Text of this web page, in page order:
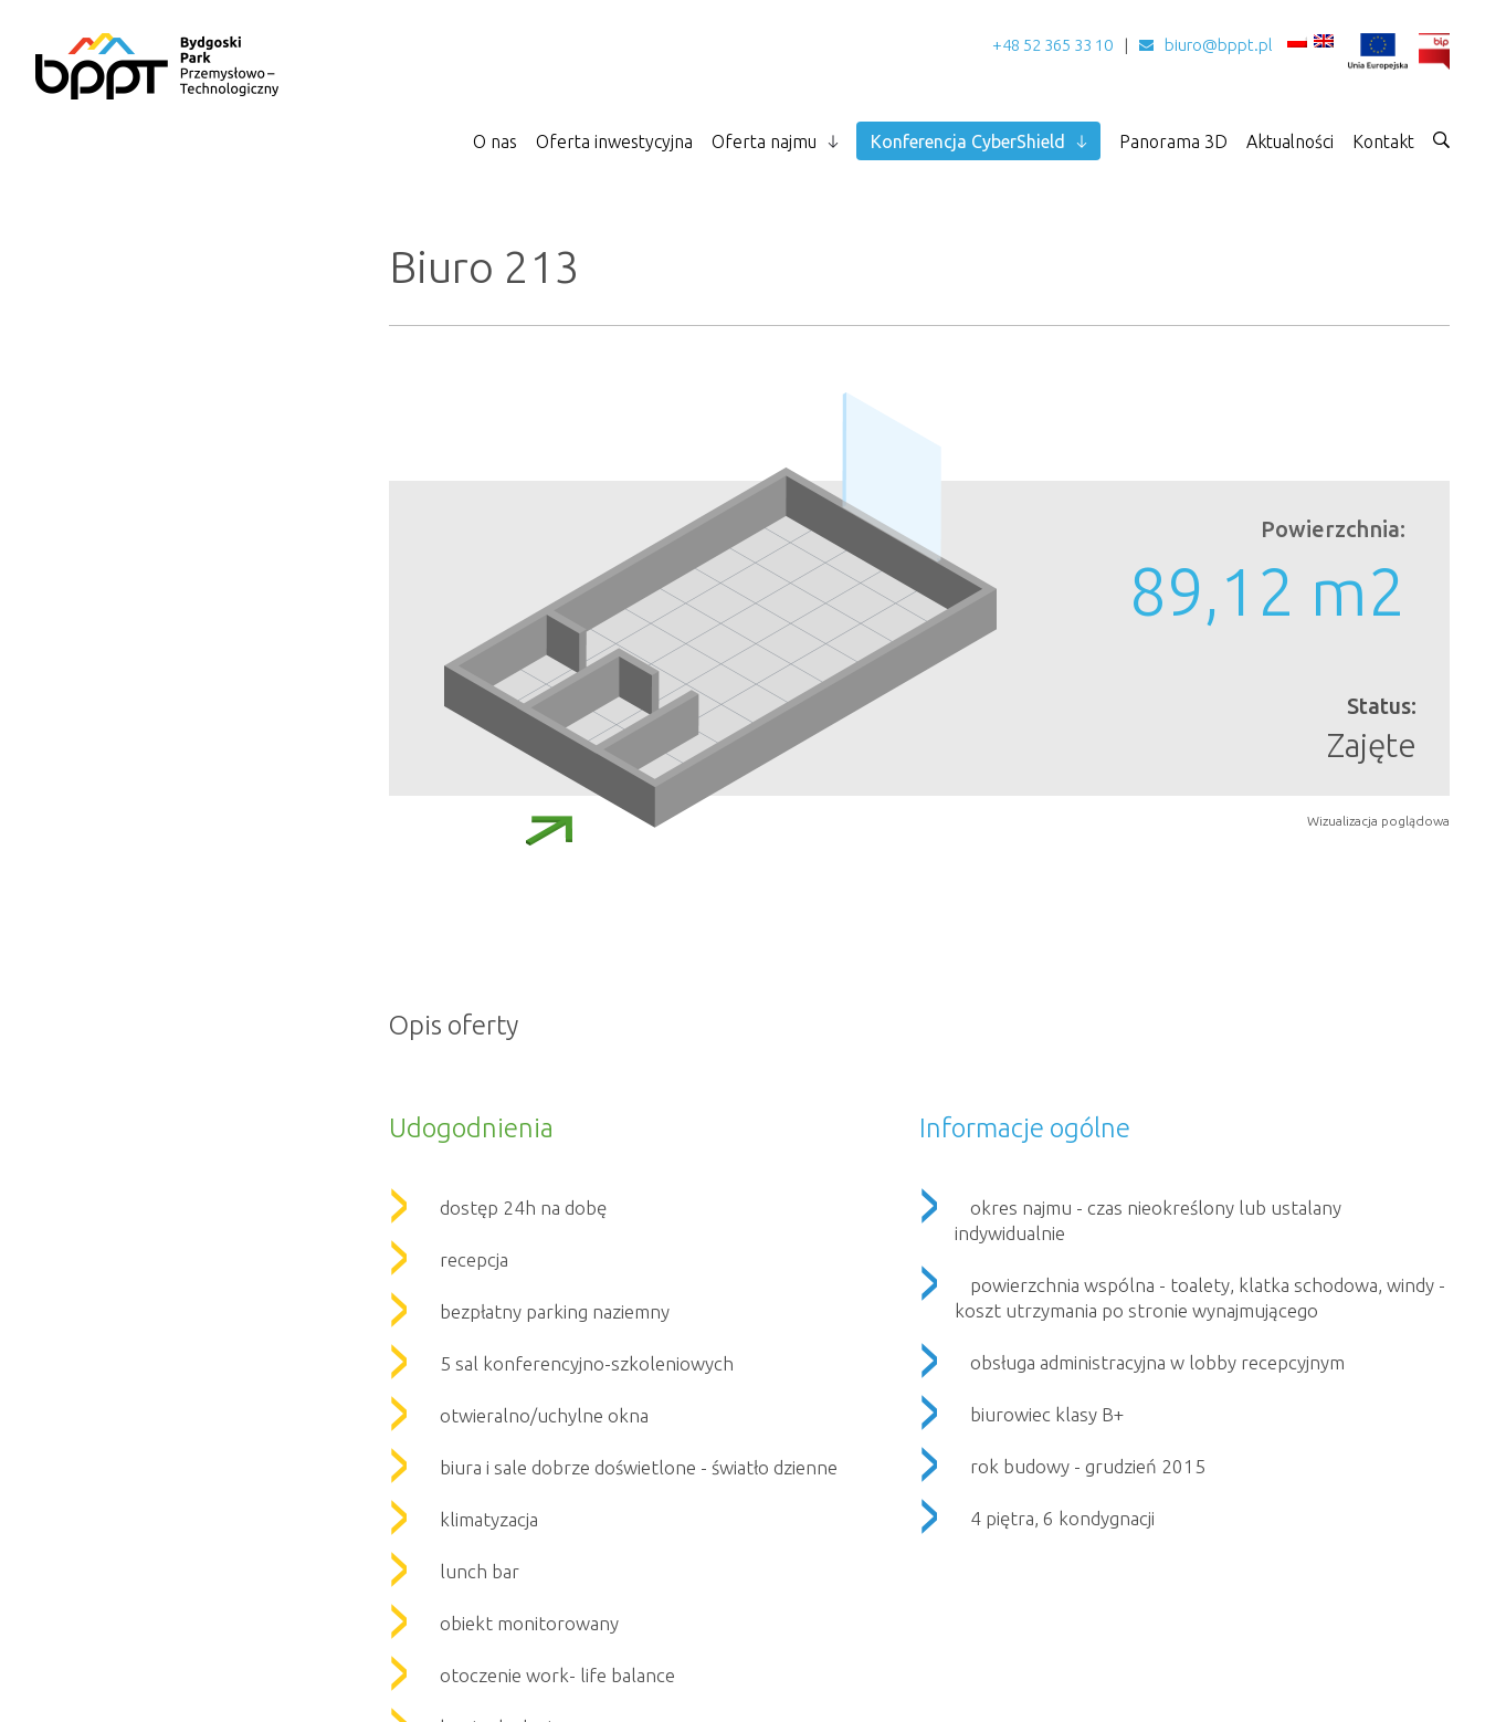
+48 52 365 33 10 biuro@bppt.pl
O nas Oferta inwestycyjna Oferta najmu Konferencja CyberShield Panorama 3D Aktualności Kontakt
Biuro 213
Powierzchnia:
89,12 m2
Status:
Zajęte
Wizualizacja poglądowa
Opis oferty
Udogodnienia
dostęp 24h na dobę
recepcja
bezpłatny parking naziemny
5 sal konferencyjno-szkoleniowych
otwieralno/uchylne okna
biura i sale dobrze doświetlone - światło dzienne
klimatyzacja
lunch bar
obiekt monitorowany
otoczenie work- life balance
Informacje ogólne
okres najmu - czas nieokreślony lub ustalany
indywidualnie
powierzchnia wspólna - toalety, klatka schodowa, windy -
koszt utrzymania po stronie wynajmującego
obsługa administracyjna w lobby recepcyjnym
biurowiec klasy B+
rok budowy - grudzień 2015
4 piętra, 6 kondygnacji